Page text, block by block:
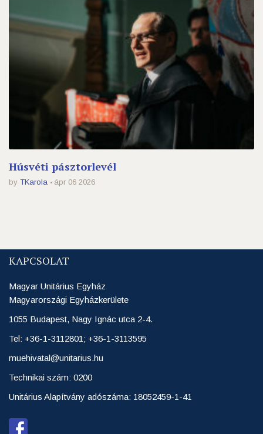
Húsvéti pásztorlevél
by TKarola ápr 06 2026
KAPCSOLAT
Magyar Unitárius Egyház
Magyarországi Egyházkerülete
1055 Budapest, Nagy Ignác utca 2-4.
Tel: +36-1-3112801; +36-1-3113595
muehivatal@unitarius.hu
Technikai szám: 0200
Unitárius Alapítvány adószáma: 18052459-1-41